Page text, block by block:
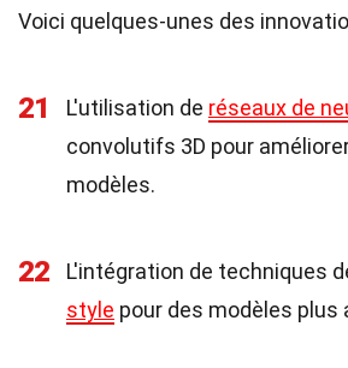
Voici quelques-unes des
21 L'utilisation de réseaux de
convolutifs 3D pour
modèles.
22 L'intégration de techniques
style pour des modèles plus